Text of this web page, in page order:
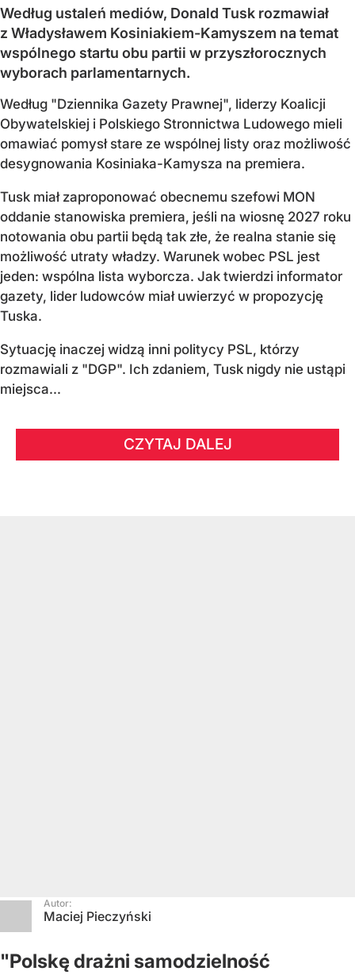
Według ustaleń mediów, Donald Tusk rozmawiał
z Władysławem Kosiniakiem-Kamyszem na temat
wspólnego startu obu partii w przyszłorocznych
wyborach parlamentarnych.
Według "Dziennika Gazety Prawnej", liderzy Koalicji
Obywatelskiej i Polskiego Stronnictwa Ludowego mieli
omawiać pomysł stare ze wspólnej listy oraz możliwość
desygnowania Kosiniaka-Kamysza na premiera.
Tusk miał zaproponować obecnemu szefowi MON
oddanie stanowiska premiera, jeśli na wiosnę 2027 roku
notowania obu partii będą tak złe, że realna stanie się
możliwość utraty władzy. Warunek wobec PSL jest
jeden: wspólna lista wyborcza. Jak twierdzi informator
gazety, lider ludowców miał uwierzyć w propozycję
Tuska.
Sytuację inaczej widzą inni politycy PSL, którzy
rozmawiali z "DGP". Ich zdaniem, Tusk nigdy nie ustąpi
miejsca...
CZYTAJ DALEJ
Autor:
Maciej Pieczyński
"Polskę drażni samodzielność